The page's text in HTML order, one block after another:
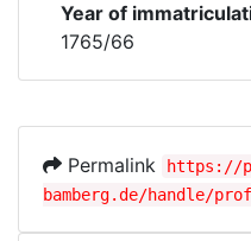
Year of
1765/66
Permalink
https://
bamberg.de/handle/